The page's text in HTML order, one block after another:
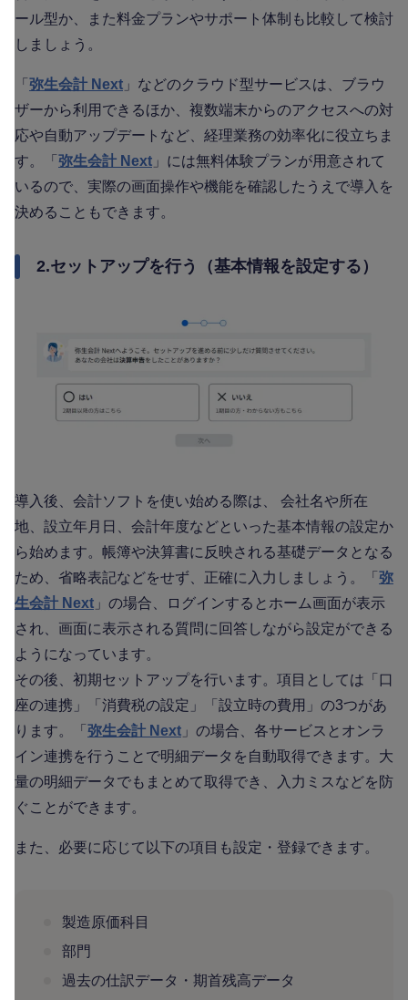
ール型か、また料金プランやサポート体制も比較して検討
しましょう。
「 弥生会計 Next 」などのクラウド型サービスは、ブラウ
ザーから利用できるほか、複数端末からのアクセスへの対
応や自動アップデートなど、経理業務の効率化に役立ちま
す。「 弥生会計 Next 」には無料体験プランが用意されて
いるので、実際の画面操作や機能を確認したうえで導入を
決めることもできます。
2.セットアップを行う（基本情報を設定する）
導入後、会計ソフトを使い始める際は、 会社名や所在
地、設立年月日、会計年度などといった基本情報の設定か
ら始めます。帳簿や決算書に反映される基礎データとなる
ため、省略表記などをせず、正確に入力しましょう。「 弥
生会計 Next 」の場合、ログインするとホーム画面が表示
され、画面に表示される質問に回答しながら設定ができる
ようになっています。
その後、初期セットアップを行います。項目としては「口
座の連携」「消費税の設定」「設立時の費用」の3つがあ
ります。「 弥生会計 Next 」の場合、各サービスとオンラ
イン連携を行うことで明細データを自動取得できます。大
量の明細データでもまとめて取得でき、入力ミスなどを防
ぐことができます。
また、必要に応じて以下の項目も設定・登録できます。
製造原価科目
部門
過去の仕訳データ・期首残高データ